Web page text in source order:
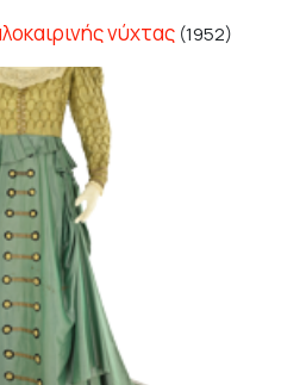
νύχτας (1952)